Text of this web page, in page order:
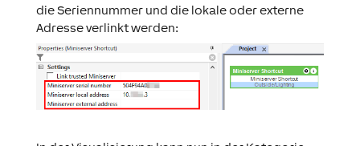
die Seriennummer und die lokale oder externe
Adresse verlinkt werden: